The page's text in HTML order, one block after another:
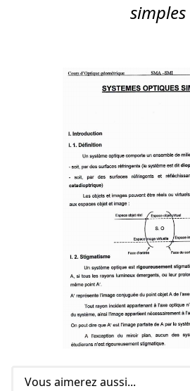
simples
Vous aimerez aussi...